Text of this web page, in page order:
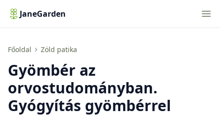
JaneGarden
Főoldal Zöld patika
Gyömbér az orvostudományban. Gyógyítás gyömbérrel
Gyömbér az
orvostudományban.
Gyógyítás gyömbérrel